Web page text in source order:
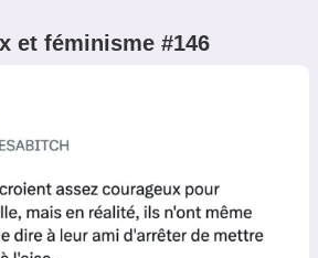
et féminisme #146